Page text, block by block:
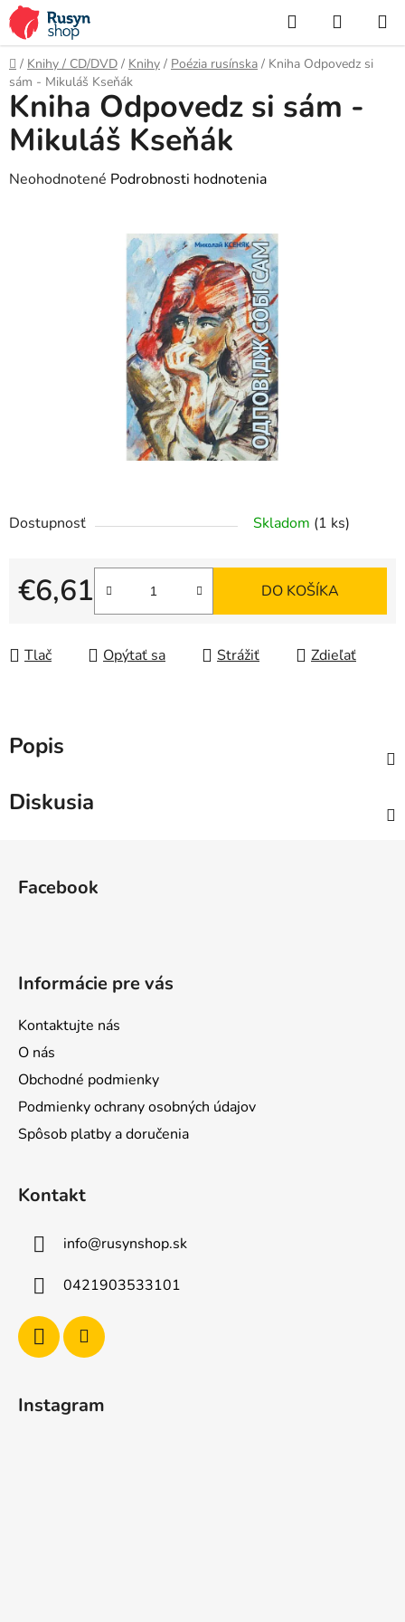
Prejsť
na
obsah
Hľadať
KOŠÍK
Domov
/ Knihy / CD/DVD / Knihy / Poézia rusínska / Kniha Odpovedz si
sám - Mikuláš Kseňák
Dostupnosť Skladom (1 ks)
€6,61
Jednotková cena:
DO KOŠÍKA
Tlač Opýtať sa Strážiť Zdieľať
Kniha Odpovedz si sám -
Mikuláš Kseňák
Priemerné
Neohodnotené Podrobnosti hodnotenia
Popis
Diskusia
Facebook
Informácie pre vás
Kontaktujte nás
O nás
Obchodné podmienky
Podmienky ochrany osobných údajov
Spôsob platby a doručenia
Kontakt
info@rusynshop.sk
0421903533101
Instagram